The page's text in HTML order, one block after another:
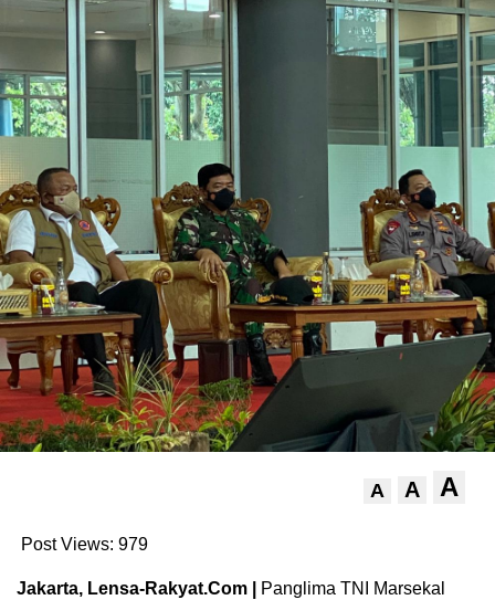
A A A
Post Views: 979
Jakarta, Lensa-Rakyat.Com |
Panglima TNI Marsekal